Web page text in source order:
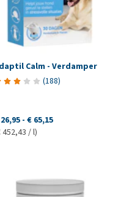
Calm - Verdamper
(188)
- € 65,15
452,43 / l)